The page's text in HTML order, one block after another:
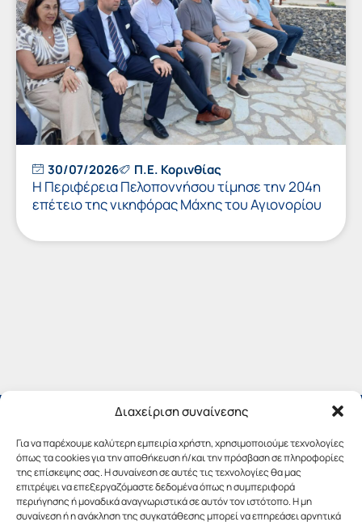
Διαχείριση συναίνεσης
Για να παρέχουμε καλύτερη εμπειρία χρήστη, χρησιμοποιούμε τεχνολογίες
όπως τα cookies για την αποθήκευση ή/και την πρόσβαση σε πληροφορίες
της επίσκεψης σας. Η συναίνεση σε αυτές τις τεχνολογίες θα μας
επιτρέψει να επεξεργαζόμαστε δεδομένα όπως η συμπεριφορά
περιήγησης ή μοναδικά αναγνωριστικά σε αυτόν τον ιστότοπο. Η μη
συναίνεση ή η ανάκληση της συγκατάθεσης μπορεί να επηρεάσει αρνητικά
30/07/2026 Π.Ε. Κορινθίας
Η Περιφέρεια Πελοποννήσου τίμησε την 204η
επέτειο της νικηφόρας Μάχης του Αγιονορίου